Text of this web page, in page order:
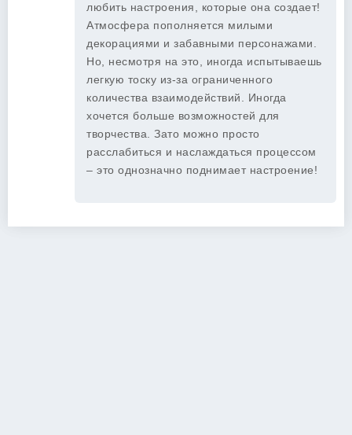
любить настроения, которые она создает!
Атмосфера пополняется милыми
декорациями и забавными персонажами.
Но, несмотря на это, иногда испытываешь
легкую тоску из-за ограниченного
количества взаимодействий. Иногда
хочется больше возможностей для
творчества. Зато можно просто
расслабиться и наслаждаться процессом
– это однозначно поднимает настроение!